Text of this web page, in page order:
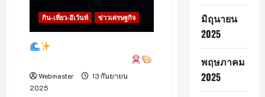
กิน-เที่ยว-อีเว้นท์ ข่าวเศรษฐกิจ
Webmaster
13 กันยายน
2025
มิถุนายน
2025
พฤษภาคม
2025